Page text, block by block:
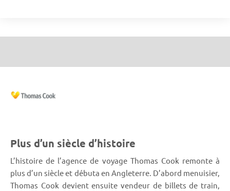
Plus d’un siècle d’histoire
L’histoire de l’agence de voyage Thomas Cook remonte à
plus d’un siècle et débuta en Angleterre. D’abord menuisier,
Thomas Cook devient ensuite vendeur de billets de train,